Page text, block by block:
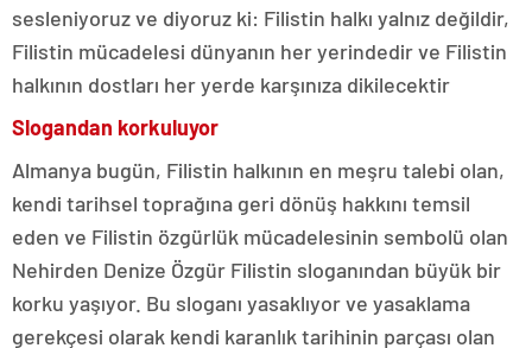
sesleniyoruz ve diyoruz ki: Filistin halkı yalnız değildir,
Filistin mücadelesi dünyanın her yerindedir ve Filistin
halkının dostları her yerde karşınıza dikilecektir
Slogandan korkuluyor
Almanya bugün, Filistin halkının en meşru talebi olan,
kendi tarihsel toprağına geri dönüş hakkını temsil
eden ve Filistin özgürlük mücadelesinin sembolü olan
Nehirden Denize Özgür Filistin sloganından büyük bir
korku yaşıyor. Bu sloganı yasaklıyor ve yasaklama
gerekçesi olarak kendi karanlık tarihinin parçası olan